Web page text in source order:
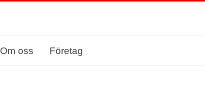
Om oss Företag